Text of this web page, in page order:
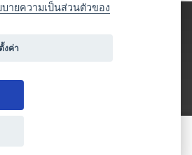
ายความเป็นส่วนตัวของ
ตั้งค่า